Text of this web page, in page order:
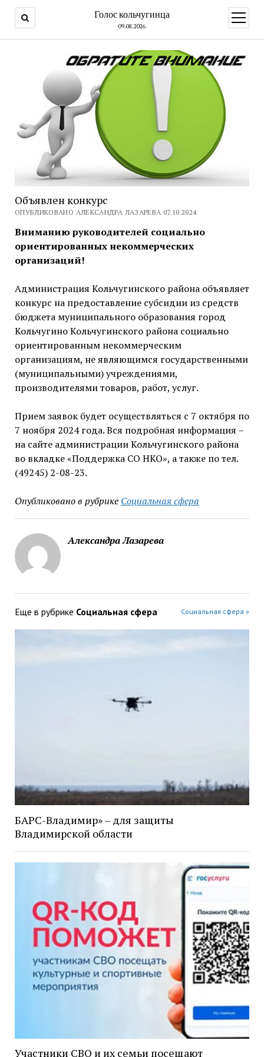
Голос кольчугинца
09.08.2026
меню
Объявлен конкурс
ОПУБЛИКОВАНО АЛЕКСАНДРА ЛАЗАРЕВА 07.10.2024
Вниманию руководителей социально
ориентированных некоммерческих
организаций!
Администрация Кольчугинского района объявляет
конкурс на предоставление субсидии из средств
бюджета муниципального образования город
Кольчугино Кольчугинского района социально
ориентированным некоммерческим
организациям, не являющимся государственными
(муниципальными) учреждениями,
производителями товаров, работ, услуг.
Прием заявок будет осуществляться с 7 октября по
7 ноября 2024 года. Вся подробная информация –
на сайте администрации Кольчугинского района
во вкладке «Поддержка СО НКО», а также по тел.
(49245) 2-08-23.
Опубликовано в рубрике Социальная сфера
Александра Лазарева
Еще в рубрике Социальная сфера Социальная сфера »
БАРС-Владимир» – для защиты
Владимирской области
Участники СВО и их семьи посещают